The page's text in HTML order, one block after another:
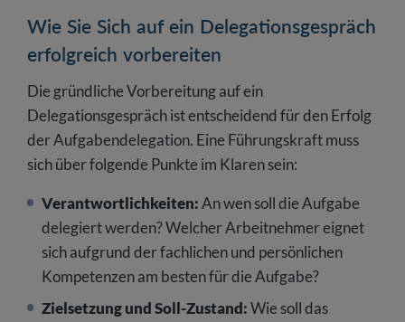
Wie Sie Sich auf ein Delegationsgespräch
erfolgreich vorbereiten
Die gründliche Vorbereitung auf ein
Delegationsgespräch ist entscheidend für den Erfolg
der Aufgabendelegation. Eine Führungskraft muss
sich über folgende Punkte im Klaren sein:
Verantwortlichkeiten:An wen soll die Aufgabe
delegiert werden? Welcher Arbeitnehmer eignet
sich aufgrund der fachlichen und persönlichen
Kompetenzen am besten für die Aufgabe?
Zielsetzung und Soll-Zustand:Wie soll das